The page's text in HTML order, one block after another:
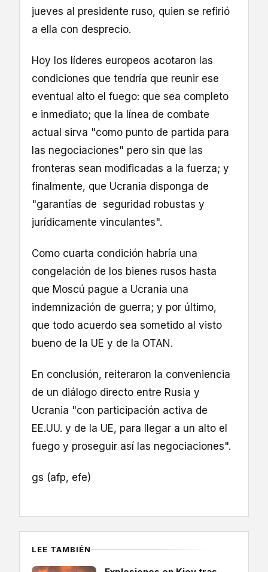
jueves al presidente ruso, quien se refirió
a ella con desprecio.
Hoy los líderes europeos acotaron las
condiciones que tendría que reunir ese
eventual alto el fuego: que sea completo
e inmediato; que la línea de combate
actual sirva "como punto de partida para
las negociaciones" pero sin que las
fronteras sean modificadas a la fuerza; y
finalmente, que Ucrania disponga de
"garantías de seguridad robustas y
jurídicamente vinculantes".
Como cuarta condición habría una
congelación de los bienes rusos hasta
que Moscú pague a Ucrania una
indemnización de guerra; y por último,
que todo acuerdo sea sometido al visto
bueno de la UE y de la OTAN.
En conclusión, reiteraron la conveniencia
de un diálogo directo entre Rusia y
Ucrania "con participación activa de
EE.UU. y de la UE, para llegar a un alto el
fuego y proseguir así las negociaciones".
gs (afp, efe)
LEE TAMBIÉN